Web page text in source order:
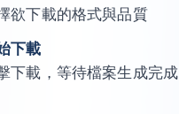
欲下載的格式與品質
下載
下載，等待檔案生成完成